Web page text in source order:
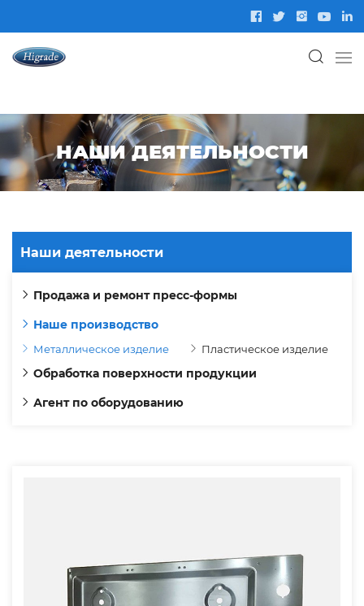
НАШИ ДЕЯТЕЛЬНОСТИ
Наши деятельности
Продажа и ремонт пресс-формы
Наше производство
Металлическое изделие Пластическое изделие
Обработка поверхности продукции
Агент по оборудованию